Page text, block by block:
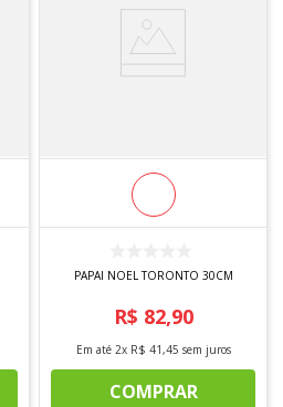
PAPAI NOEL TORONTO 30CM
R$ 82,90
Em até 2x R$ 41,45 sem juros
COMPRAR